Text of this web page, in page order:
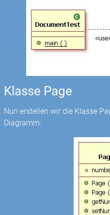
Klasse Page
Nun erstellen wir die Klasse
Diagramm: